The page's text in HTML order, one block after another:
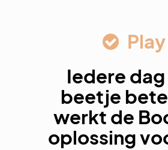
Play
Iedere
beetje
werkt de
oplossing